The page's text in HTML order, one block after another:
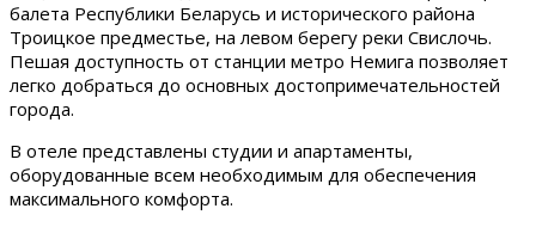
балета Республики Беларусь и исторического района
Троицкое предместье, на левом берегу реки Свислочь.
Пешая доступность от станции метро Немига позволяет
легко добраться до основных достопримечательностей
города.
В отеле представлены студии и апартаменты,
оборудованные всем необходимым для обеспечения
максимального комфорта.